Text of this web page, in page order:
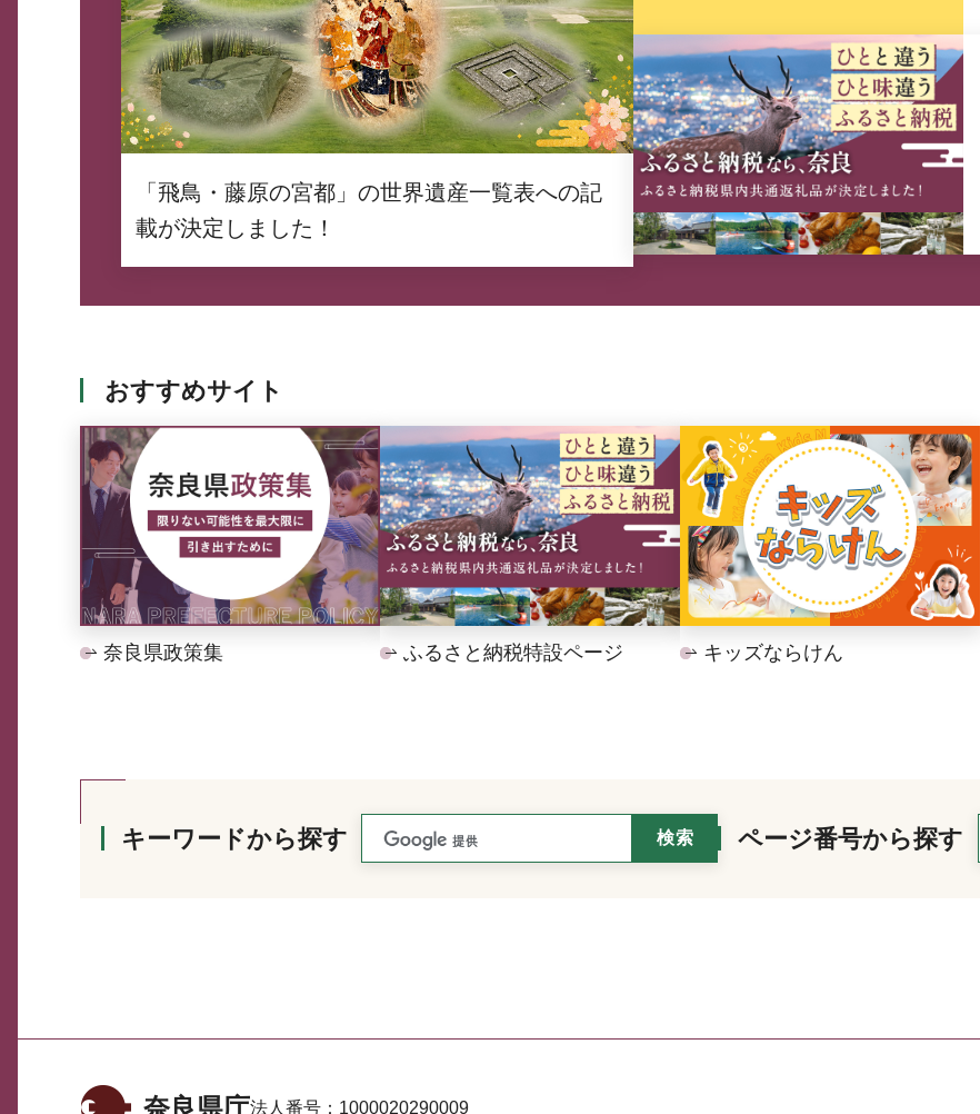
「飛鳥・藤原の宮都」の世界遺産一覧表への記
載が決定しました！
おすすめサイト
奈良県政策集 ふるさと納税特設ページ キッズならけん
キーワードから探す ページ番号から探す
奈良県庁法人番号： 1000020290009